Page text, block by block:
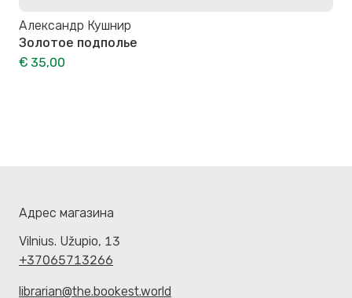
Александр Кушнир
Золотое подполье
€ 35,00
Адрес магазина
Vilnius. Užupio, 13
+37065713266
librarian@the.bookest.world